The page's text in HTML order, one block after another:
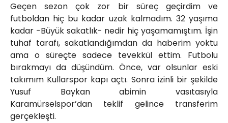
Geçen sezon çok zor bir süreç geçirdim ve
futboldan hiç bu kadar uzak kalmadım. 32 yaşıma
kadar -Büyük sakatlık- nedir hiç yaşamamıştım. İşin
tuhaf tarafı, sakatlandığımdan da haberim yoktu
ama o süreçte sadece tevekkül ettim. Futbolu
bırakmayı da düşündüm. Önce, var olsunlar eski
takımım Kullarspor kapı açtı. Sonra izinli bir şekilde
Yusuf Baykan abimin vasıtasıyla
Karamürselspor’dan teklif gelince transferim
gerçekleşti.